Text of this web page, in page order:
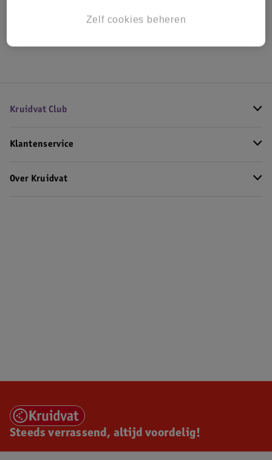
Kruidvat Club
Klantenservice
Over Kruidvat
Steeds verrassend, altijd voordelig!
Zelf cookies beheren